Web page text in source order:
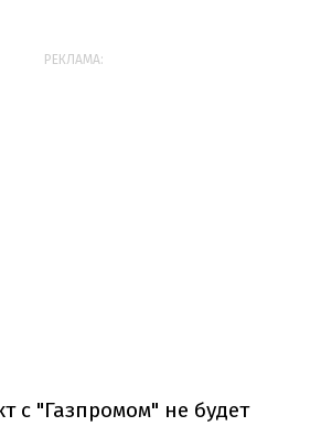
РЕКЛАМА:
с "Газпромом" не будет